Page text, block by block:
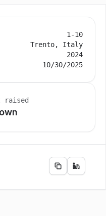
1-10
Trento, Italy
2024
10/30/2025
raised